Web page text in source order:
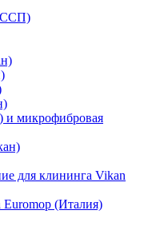
и микрофибровая
для клининга Vikan
(Италия)